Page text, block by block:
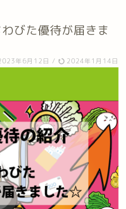
びた優待が届きま
年6月12日 / 2024年1月14日